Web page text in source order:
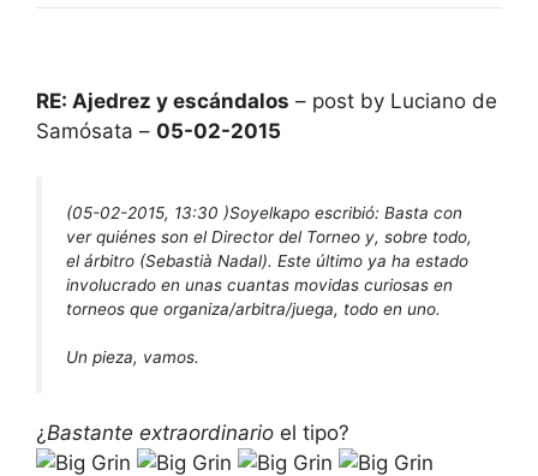
RE: Ajedrez y escándalos – post by Luciano de
Samósata – 05-02-2015
(05-02-2015, 13:30 )Soyelkapo escribió: Basta con
ver quiénes son el Director del Torneo y, sobre todo,
el árbitro (Sebastià Nadal). Este último ya ha estado
involucrado en unas cuantas movidas curiosas en
torneos que organiza/arbitra/juega, todo en uno.
Un pieza, vamos.
¿ Bastante extraordinario el tipo?